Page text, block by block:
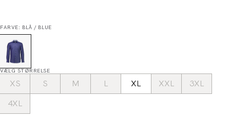
FARVE: BLÅ / BLUE
VÆLG STØRRELSE
XS S M L XL XXL
3XL
4XL